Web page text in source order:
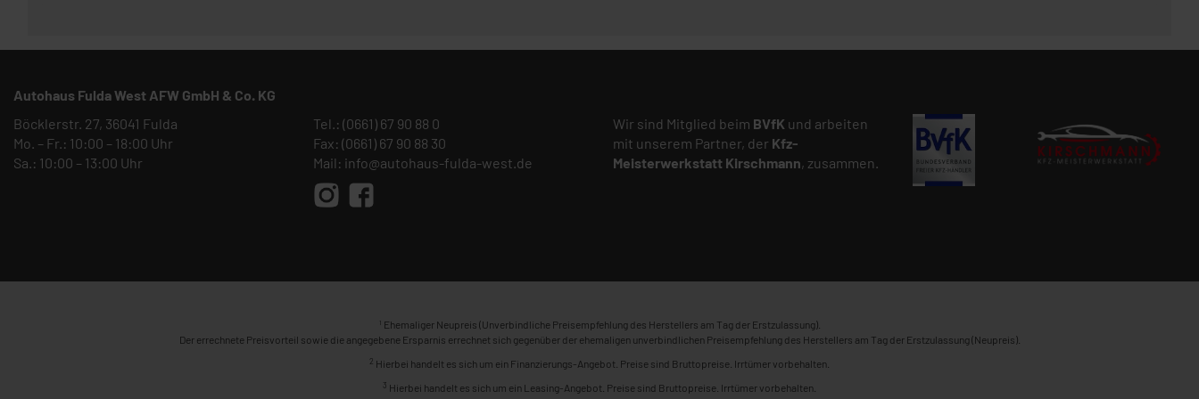
Autohaus Fulda West AFW GmbH & Co. KG
Böcklerstr. 27, 36041 Fulda
Mo. – Fr.: 10:00 – 18:00 Uhr
Sa.: 10:00 – 13:00 Uhr
Tel.: (0661) 67 90 88 0
Fax: (0661) 67 90 88 30
Mail: info@autohaus-fulda-west.de
Wir sind Mitglied beim BVfK und arbeiten
mit unserem Partner, der Kfz-
Meisterwerkstatt Kirschmann, zusammen.
1 Ehemaliger Neupreis (Unverbindliche Preisempfehlung des Herstellers am Tag der Erstzulassung).
Der errechnete Preisvorteil sowie die angegebene Ersparnis errechnet sich gegenüber der ehemaligen unverbindlichen Preisempfehlung des Herstellers am Tag der Erstzulassung (Neupreis).
2 Hierbei handelt es sich um ein Finanzierungs-Angebot. Preise sind Bruttopreise. Irrtümer vorbehalten.
3 Hierbei handelt es sich um ein Leasing-Angebot. Preise sind Bruttopreise. Irrtümer vorbehalten.